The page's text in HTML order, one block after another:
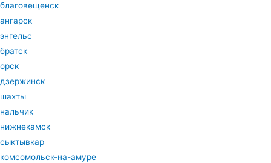
благовещенск
ангарск
энгельс
братск
орск
дзержинск
шахты
нальчик
нижнекамск
сыктывкар
комсомольск-на-амуре